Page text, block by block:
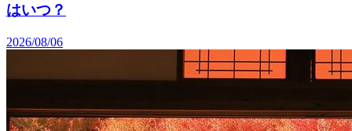
はいつ？
2026/08/06